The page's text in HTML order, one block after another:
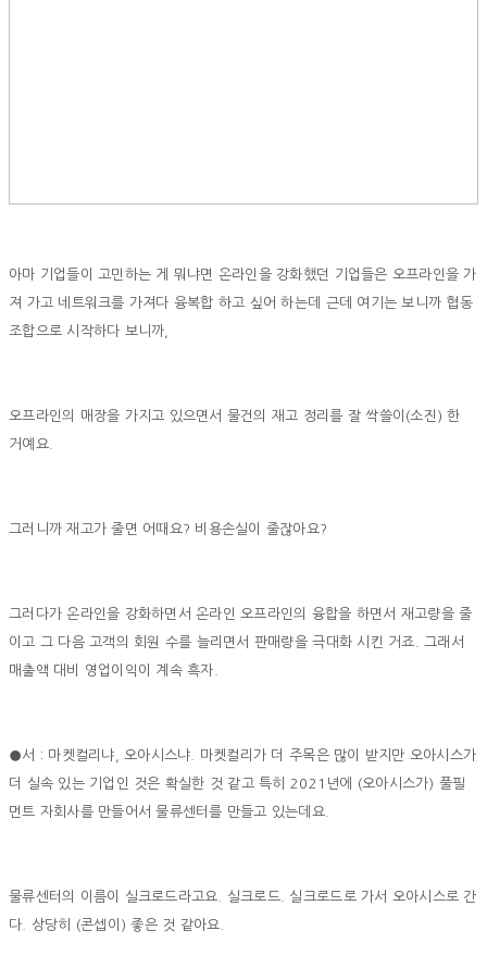
아마 기업들이 고민하는 게 뭐냐면 온라인을 강화했던 기업들은 오프라인을 가
져 가고 네트워크를 가져다 융복합 하고 싶어 하는데 근데 여기는 보니까 협동
조합으로 시작하다 보니까,
오프라인의 매장을 가지고 있으면서 물건의 재고 정리를 잘 싹쓸이(소진) 한
거예요.
그러니까 재고가 줄면 어때요? 비용손실이 줄잖아요?
그러다가 온라인을 강화하면서 온라인 오프라인의 융합을 하면서 재고량을 줄
이고 그 다음 고객의 회원 수를 늘리면서 판매량을 극대화 시킨 거죠. 그래서
매출액 대비 영업이익이 계속 흑자.
●서 : 마켓컬리냐, 오아시스냐. 마켓컬리가 더 주목은 많이 받지만 오아시스가
더 실속 있는 기업인 것은 확실한 것 같고 특히 2021년에 (오아시스가) 풀필
먼트 자회사를 만들어서 물류센터를 만들고 있는데요.
물류센터의 이름이 실크로드라고요. 실크로드. 실크로드로 가서 오아시스로 간
다. 상당히 (콘셉이) 좋은 것 같아요.